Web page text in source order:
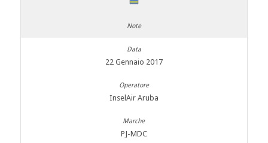
22 Gennaio 2017
InselAir Aruba
PJ-MDC